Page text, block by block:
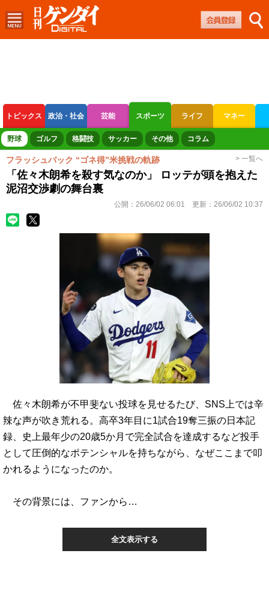
トピックス 政治・社会 芸能 スポーツ ライフ マネー
ボートレース 競輪 オートレース
野球 ゴルフ 格闘技 サッカー その他 コラム
フラッシュバック “ゴネ得”米挑戦の軌跡 > 一覧へ
「佐々木朗希を殺す気なのか」 ロッテが頭を抱えた
泥沼交渉劇の舞台裏
公開： 26/06/02 06:01 更新： 26/06/02 10:37
佐々木朗希が不甲斐ない投球を見せるたび、SNS上では辛
辣な声が吹き荒れる。高卒3年目に1試合19奪三振の日本記
録、史上最年少の20歳5か月で完全試合を達成するなど投手
として圧倒的なポテンシャルを持ちながら、なぜここまで叩
かれるようになったのか。
その背景には、ファンから…
全文表示する